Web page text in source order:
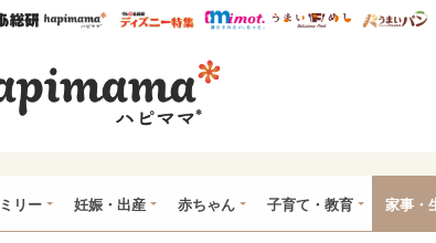
ウレぴあ総研ハピママ* ウレぴあ総研 ディズニー特集
mimot. うまいめし
リー 妊娠・出産 赤ちゃん 子育て・教育 家事・